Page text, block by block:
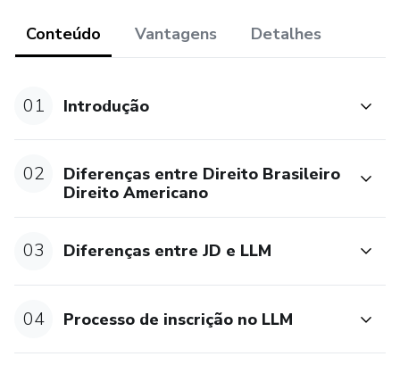
Conteúdo Vantagens Detalhes
01 Introdução
02
Diferenças entre Direito Brasileiro
Direito Americano
03 Diferenças entre JD e LLM
04 Processo de inscrição no LLM